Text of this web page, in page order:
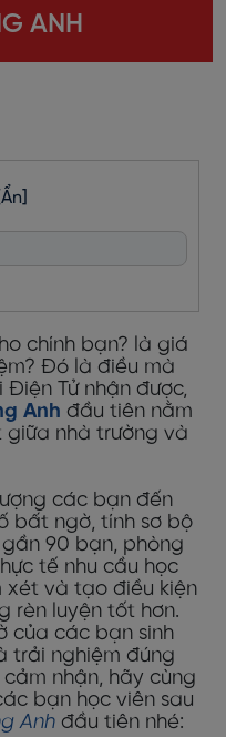
ANH
[Ẩn]
chính bạn? là giá
Đó là điều mà
Tử nhận được,
Anh đầu tiên nằm
giữa nhà trường và
các bạn đến
bất ngờ, tính sơ bộ
90 bạn, phòng
tế nhu cầu học
xét và tạo điều kiện
rèn luyện tốt hơn.
của các bạn sinh
trải nghiệm đúng
nhận, hãy cùng
bạn học viên sau
Anh đầu tiên nhé: